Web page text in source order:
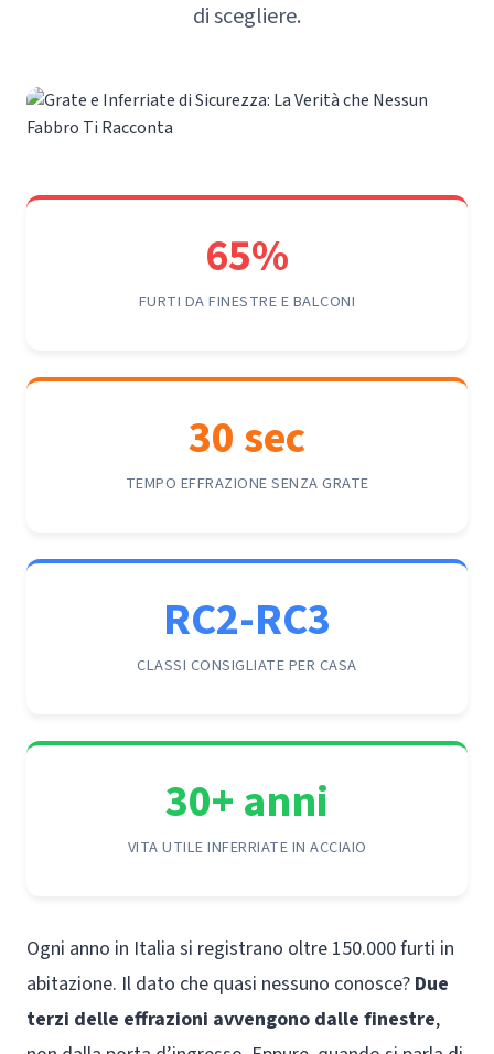
di scegliere.
65%
FURTI DA FINESTRE E BALCONI
30 sec
TEMPO EFFRAZIONE SENZA GRATE
RC2-RC3
CLASSI CONSIGLIATE PER CASA
30+ anni
VITA UTILE INFERRIATE IN ACCIAIO
Ogni anno in Italia si registrano oltre 150.000 furti in
abitazione. Il dato che quasi nessuno conosce? Due
terzi delle effrazioni avvengono dalle finestre,